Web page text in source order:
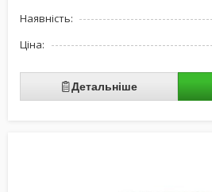
Наявність:
Ціна:
Детальніше